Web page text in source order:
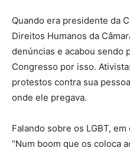
Quando era presidente da
Direitos Humanos da
denúncias e acabou sendo
Congresso por isso.
protestos contra sua
onde ele pregava.
Falando sobre os LGBT,
“Num boom que os coloca